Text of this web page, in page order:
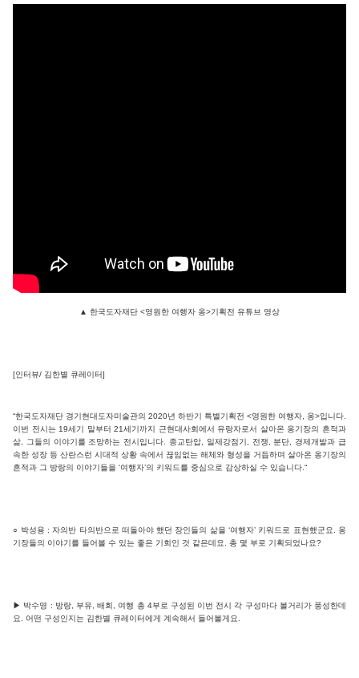
▲ 한국도자재단 <영원한 여행자 옹>기획전 유튜브 영상
[인터뷰/ 김한별 큐레이터]
“한국도자재단 경기현대도자미술관의 2020년 하반기 특별기획전 <영원한 여행자, 옹>입니다.
이번 전시는 19세기 말부터 21세기까지 근현대사회에서 유랑자로서 살아온 옹기장의 흔적과
삶, 그들의 이야기를 조망하는 전시입니다. 종교탄압, 일제강점기, 전쟁, 분단, 경제개발과 급
속한 성장 등 산란스런 시대적 상황 속에서 끊임없는 해체와 형성을 거듭하며 살아온 옹기장의
흔적과 그 방랑의 이야기들을 ‘여행자’의 키워드를 중심으로 감상하실 수 있습니다.“
○ 박성용 : 자의반 타의반으로 떠돌아야 했던 장인들의 삶을 ‘여행자’ 키워드로 표현했군요. 옹
기장들의 이야기를 들어볼 수 있는 좋은 기회인 것 같은데요. 총 몇 부로 기획되었나요?
▶ 박수영 : 방랑, 부유, 배회, 여행 총 4부로 구성된 이번 전시 각 구성마다 볼거리가 풍성한데
요. 어떤 구성인지는 김한별 큐레이터에게 계속해서 들어볼게요.